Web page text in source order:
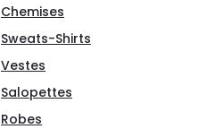
Chemises
Sweats-Shirts
Vestes
Salopettes
Robes